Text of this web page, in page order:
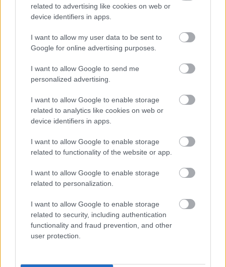
related to advertising like cookies on web or
device identifiers in apps.
I want to allow my user data to be sent to
Google for online advertising purposes.
I want to allow Google to send me
personalized advertising.
I want to allow Google to enable storage
related to analytics like cookies on web or
device identifiers in apps.
I want to allow Google to enable storage
related to functionality of the website or app.
I want to allow Google to enable storage
related to personalization.
I want to allow Google to enable storage
related to security, including authentication
functionality and fraud prevention, and other
user protection.
A legtöbb gyerek - és sok felnőtt is - szeret hóembert
építeni, de az időjárás nem mindig kedvez ennek a